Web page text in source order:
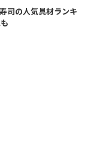
司の人気具材ランキ